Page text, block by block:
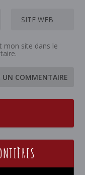
mon site dans le